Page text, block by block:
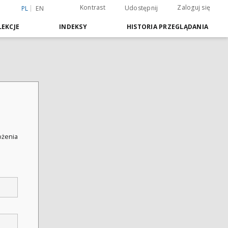
PL EN Kontrast Udostępnij Zaloguj się
INDEKSY HISTORIA PRZEGLĄDANIA